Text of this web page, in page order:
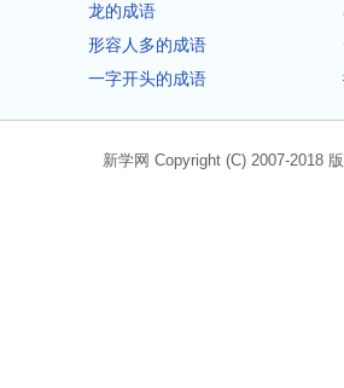
龙的成语
形容人多的成语
一字开头的成语
新学网 Copyright (C) 2007-2018